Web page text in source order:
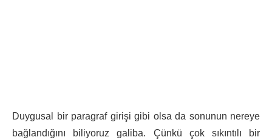
Duygusal bir paragraf girişi gibi olsa da sonunun nereye
bağlandığını biliyoruz galiba. Çünkü çok sıkıntılı bir